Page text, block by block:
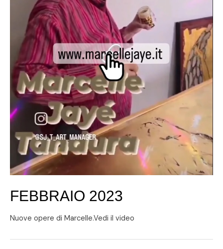
FEBBRAIO 2023
Nuove opere di Marcelle.Vedi il video